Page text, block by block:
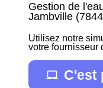
Gestion de
Jambville
Utilisez notre
votre fournisseur
C'est